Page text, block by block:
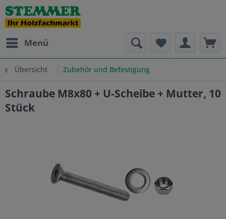
Menü
Übersicht Zubehör und Befestigung
Schraube M8x80 + U-Scheibe + Mutter, 10
Stück